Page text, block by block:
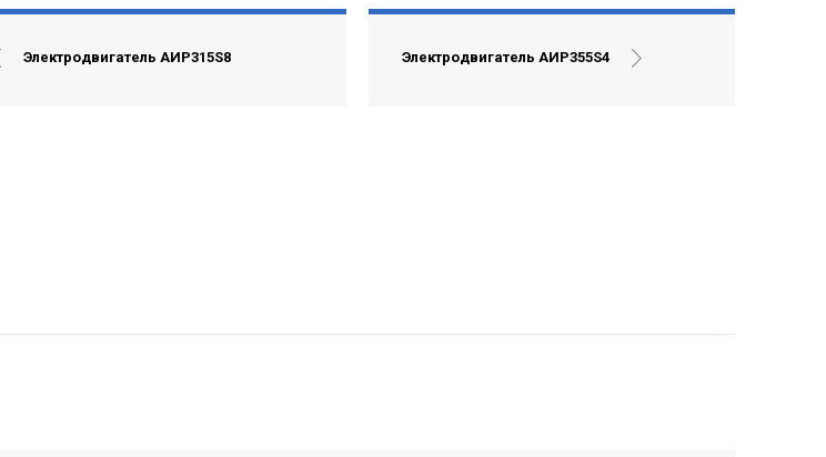
Электродвигатель АИР315S8 Электродвигатель АИР355S4